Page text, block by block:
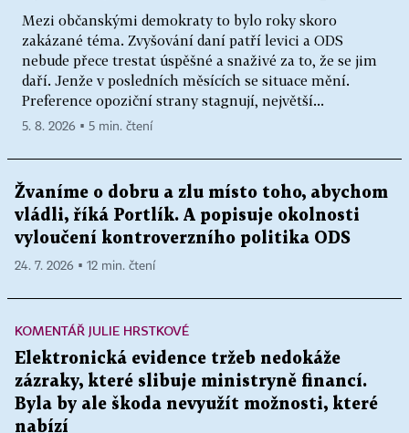
Mezi občanskými demokraty to bylo roky skoro
zakázané téma. Zvyšování daní patří levici a ODS
nebude přece trestat úspěšné a snaživé za to, že se jim
daří. Jenže v posledních měsících se situace mění.
Preference opoziční strany stagnují, největší...
5. 8. 2026 ▪ 5 min. čtení
Žvaníme o dobru a zlu místo toho, abychom
vládli, říká Portlík. A popisuje okolnosti
vyloučení kontroverzního politika ODS
24. 7. 2026 ▪ 12 min. čtení
KOMENTÁŘ JULIE HRSTKOVÉ
Elektronická evidence tržeb nedokáže
zázraky, které slibuje ministryně financí.
Byla by ale škoda nevyužít možnosti, které
nabízí